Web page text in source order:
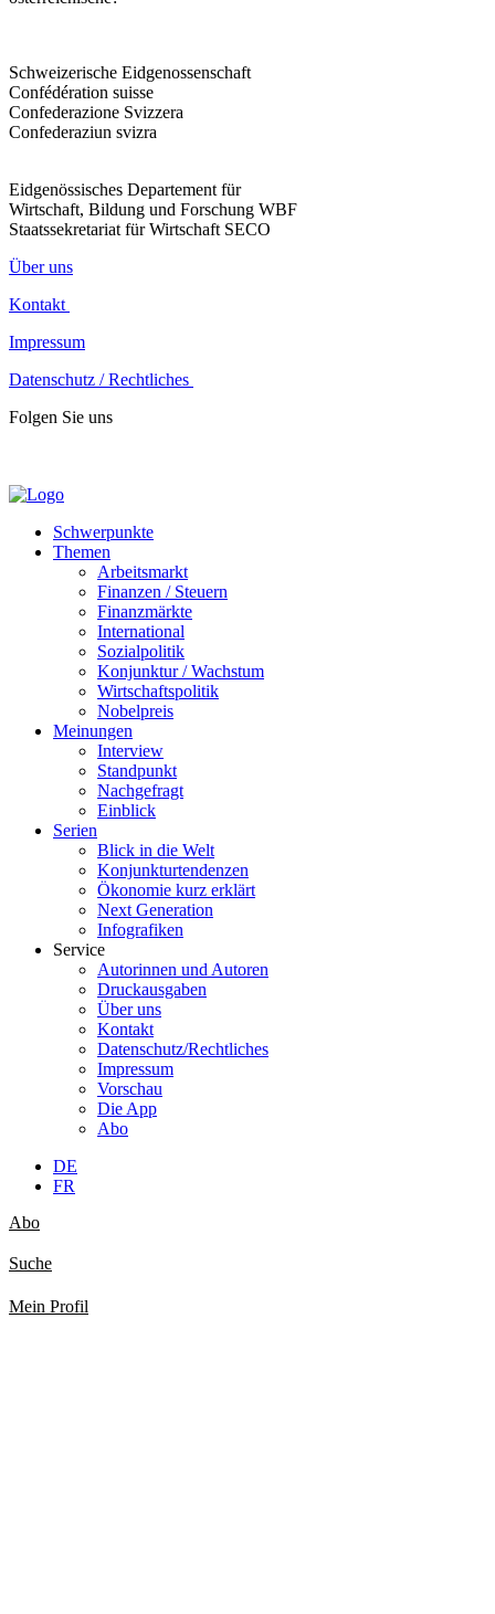
Schweizerische Eidgenossenschaft
Confédération suisse
Confederazione Svizzera
Confederaziun svizra
Eidgenössisches Departement für
Wirtschaft, Bildung und Forschung WBF
Staatssekretariat für Wirtschaft SECO
Über uns
Kontakt
Impressum
Datenschutz / Rechtliches
Folgen Sie uns
Schwerpunkte
Themen
Arbeitsmarkt
Finanzen / Steuern
Finanzmärkte
International
Sozialpolitik
Konjunktur / Wachstum
Wirtschaftspolitik
Nobelpreis
Meinungen
Interview
Standpunkt
Nachgefragt
Einblick
Serien
Blick in die Welt
Konjunkturtendenzen
Ökonomie kurz erklärt
Next Generation
Infografiken
Service
Autorinnen und Autoren
Druckausgaben
Über uns
Kontakt
Datenschutz/Rechtliches
Impressum
Vorschau
Die App
Abo
DE
FR
Abo
Suche
Mein Profil